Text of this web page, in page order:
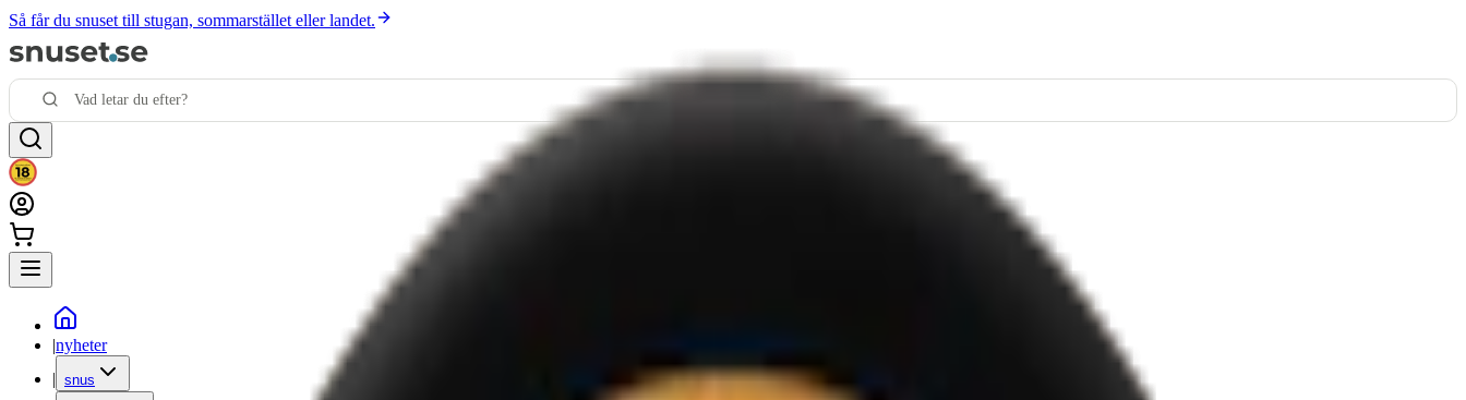
Så får du snuset till stugan, sommarstället eller landet.
|nyheter
| snus